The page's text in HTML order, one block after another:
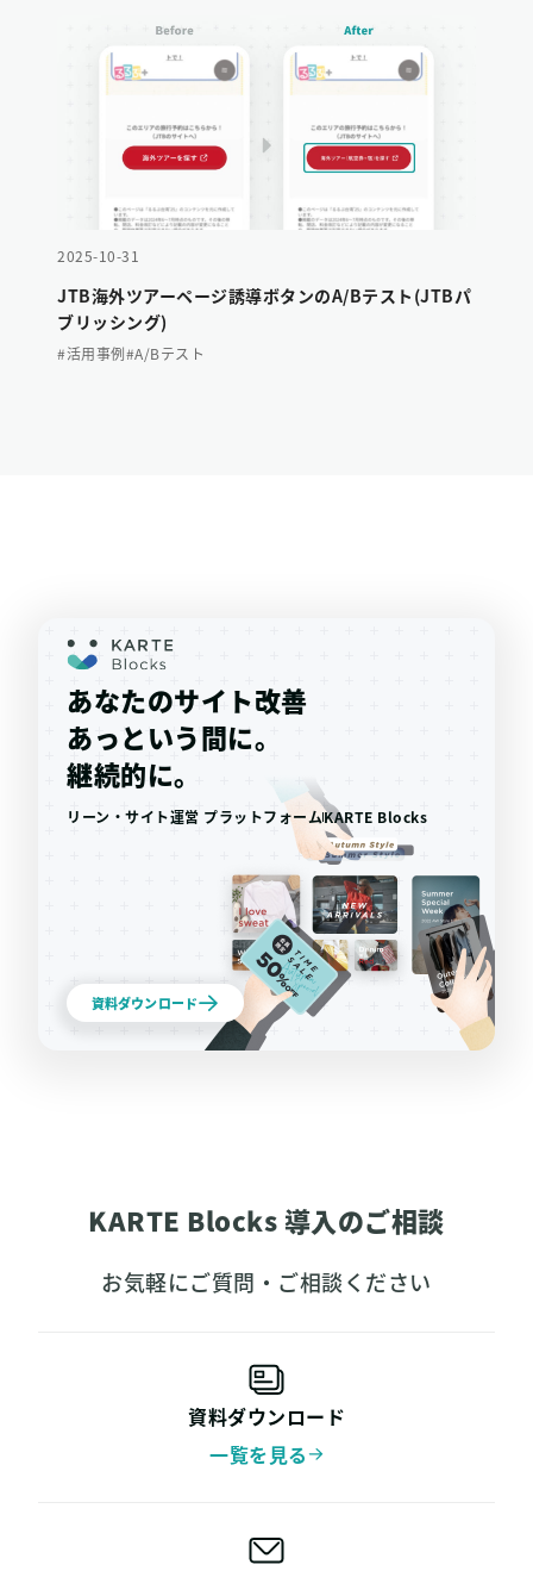
2025-10-31
JTB海外ツアーページ誘導ボタンのA/Bテスト(JTBパ
ブリッシング)
#活用事例#A/Bテスト
あなたのサイト改善
あっという間に。
継続的に。
リーン・サイト運営 プラットフォームKARTE Blocks
資料ダウンロード
KARTE Blocks 導入のご相談
お気軽にご質問・ご相談ください
資料ダウンロード
一覧を見る